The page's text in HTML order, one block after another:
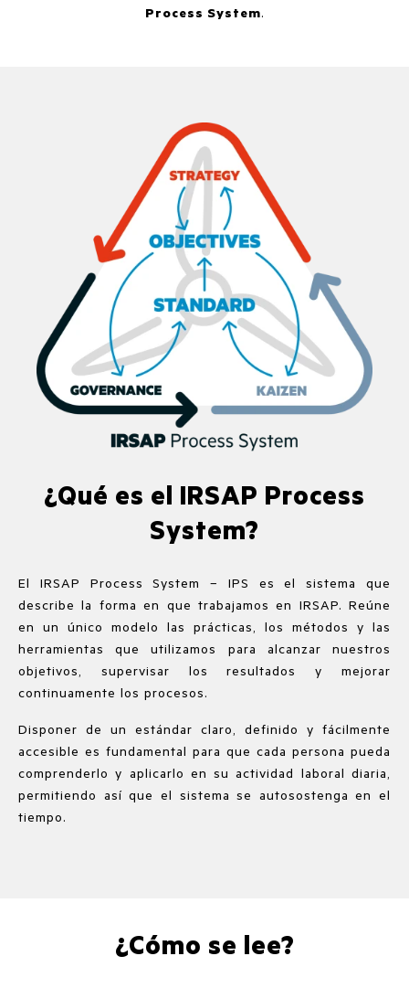
Process System.
¿Qué es el IRSAP Process
System?
El IRSAP Process System – IPS es el sistema que
describe la forma en que trabajamos en IRSAP. Reúne
en un único modelo las prácticas, los métodos y las
herramientas que utilizamos para alcanzar nuestros
objetivos, supervisar los resultados y mejorar
continuamente los procesos.
Disponer de un estándar claro, definido y fácilmente
accesible es fundamental para que cada persona pueda
comprenderlo y aplicarlo en su actividad laboral diaria,
permitiendo así que el sistema se autosostenga en el
tiempo.
¿Cómo se lee?